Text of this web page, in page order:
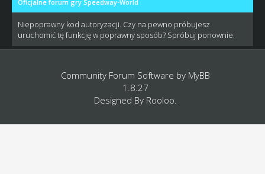
Oficjalne forum gry Speedway-World
Niepoprawny kod autoryzacji. Czy na pewno próbujesz
uruchomić tę funkcję w poprawny sposób? Spróbuj ponownie.
Community Forum Software by MyBB
1.8.27
Designed By Rooloo.